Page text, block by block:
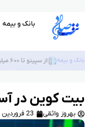
بانک و بیمه
بانک و بیمه از سپینو تا ۶۰۰ میلیون تومان وام بگیرید
بیت کوین در
بهروز واثقی 23 فروردین 1404